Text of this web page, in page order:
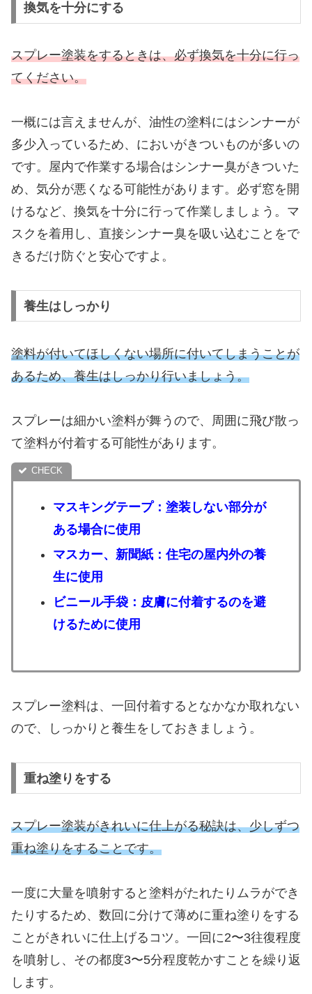
換気を十分にする
スプレー塗装をするときは、必ず換気を十分に行っ
てください。
一概には言えませんが、油性の塗料にはシンナーが
多少入っているため、においがきついものが多いの
です。屋内で作業する場合はシンナー臭がきついた
め、気分が悪くなる可能性があります。必ず窓を開
けるなど、換気を十分に行って作業しましょう。マ
スクを着用し、直接シンナー臭を吸い込むことをで
きるだけ防ぐと安心ですよ。
養生はしっかり
塗料が付いてほしくない場所に付いてしまうことが
あるため、養生はしっかり行いましょう。
スプレーは細かい塗料が舞うので、周囲に飛び散っ
て塗料が付着する可能性があります。
マスキングテープ：塗装しない部分が
ある場合に使用
マスカー、新聞紙：住宅の屋内外の養
生に使用
ビニール手袋：皮膚に付着するのを避
けるために使用
スプレー塗料は、一回付着するとなかなか取れない
ので、しっかりと養生をしておきましょう。
重ね塗りをする
スプレー塗装がきれいに仕上がる秘訣は、少しずつ
重ね塗りをすることです。
一度に大量を噴射すると塗料がたれたりムラができ
たりするため、数回に分けて薄めに重ね塗りをする
ことがきれいに仕上げるコツ。一回に2〜3往復程度
を噴射し、その都度3〜5分程度乾かすことを繰り返
します。